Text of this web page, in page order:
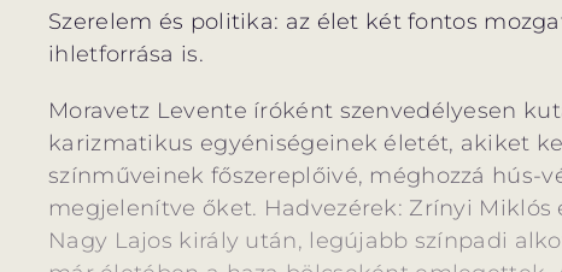
Szerelem és politika: az élet két fontos
ihletforrása is.
Moravetz Levente íróként szenvedélyesen
karizmatikus egyéniségeinek életét, akiket
színműveinek főszereplőivé, méghozzá hús-
megjelenítve őket. Hadvezérek: Zrínyi Miklós
Nagy Lajos király után, legújabb színpadi